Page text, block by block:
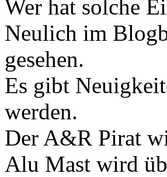
Wer hat solche
Neulich im
gesehen.
Es gibt
werden.
Der A&R Pirat
Alu Mast wird